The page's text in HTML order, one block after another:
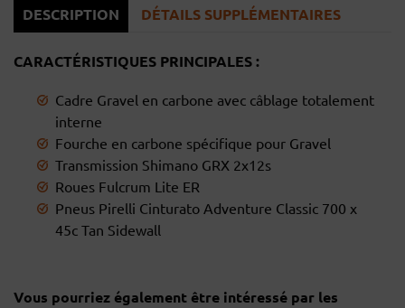
Recherche
DESCRIPTION DÉTAILS SUPPLÉMENTAIRES
CARACTÉRISTIQUES PRINCIPALES :
Cadre Gravel en carbone avec câblage totalement
interne
Fourche en carbone spécifique pour Gravel
Transmission Shimano GRX 2x12s
Roues Fulcrum Lite ER
Pneus Pirelli Cinturato Adventure Classic 700 x
45c Tan Sidewall
Vous pourriez également être intéressé par les